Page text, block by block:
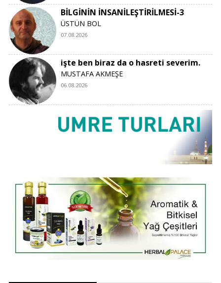
BİLGİNİN İNSANİLEŞTİRİLMESİ-3
ÜSTÜN BOL
07.08.2026
işte ben biraz da o hasreti severim.
MUSTAFA AKMEŞE
06.08.2026